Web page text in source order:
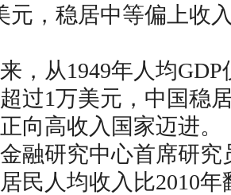
元，稳居中等偏上收
，从1949年人均
过1万美元，中国稳
向高收入国家迈进。
融研究中心首席研究
民人均收入比2010